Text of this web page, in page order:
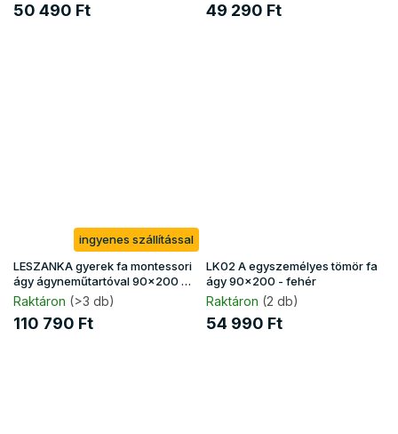
50 490 Ft 49 290 Ft
ingyenes szállítással
LESZANKA gyerek fa montessori
ágy ágyneműtartóval 90x200 -
fehér
Raktáron (>3 db)
110 790 Ft
LK02 A egyszemélyes tömör fa
ágy 90x200 - fehér
Raktáron (2 db)
54 990 Ft